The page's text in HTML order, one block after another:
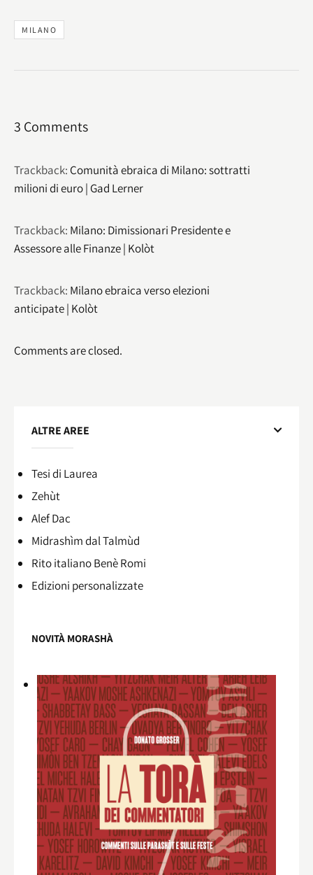
MILANO
3 Comments
Trackback: Comunità ebraica di Milano: sottratti
milioni di euro | Gad Lerner
Trackback: Milano: Dimissionari Presidente e
Assessore alle Finanze | Kolòt
Trackback: Milano ebraica verso elezioni
anticipate | Kolòt
Comments are closed.
ALTRE AREE
Tesi di Laurea
Zehùt
Alef Dac
Midrashìm dal Talmùd
Rito italiano Benè Romi​
Edizioni personalizzate
NOVITÀ MORASHÀ